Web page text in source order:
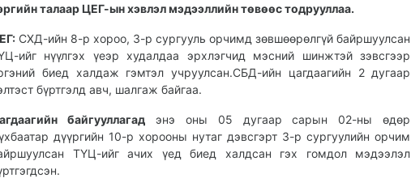
талаар ЦЕГ-ын хэвлэл мэдээллийн төвөөс тодрууллаа.
СХД-ийн 8-р хороо, 3-р сургууль орчимд зөвшөөрөлгүй байршуулсан
ийг нүүлгэх үеэр худалдаа эрхлэгчид мэсний шинжтэй зэвсгээр
биед халдаж гэмтэл учруулсан.СБД-ийн цагдаагийн 2 дугаар
бүртгэлд авч, шалгаж байгаа.
байгууллагадэнэ оны 05 дугаар сарын 02-ны өдөр
дүүргийн 10-р хорооны нутаг дэвсгэрт 3-р сургуулийн орчим
ТҮЦ-ийг ачих үед биед халдсан гэх гомдол мэдээлэл